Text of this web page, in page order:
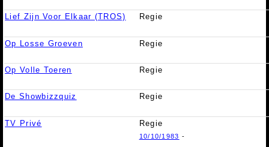
Lief Zijn Voor Elkaar (TROS) Regie
Op Losse Groeven Regie
Op Volle Toeren Regie
De Showbizzquiz Regie
TV Privé Regie
10/10/1983 -